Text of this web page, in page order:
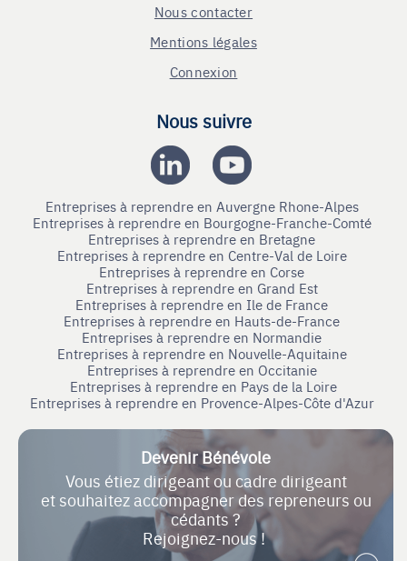
Nous contacter
Mentions légales
Connexion
Nous suivre
Entreprises à reprendre en Auvergne Rhone-Alpes
Entreprises à reprendre en Bourgogne-Franche-Comté
Entreprises à reprendre en Bretagne
Entreprises à reprendre en Centre-Val de Loire
Entreprises à reprendre en Corse
Entreprises à reprendre en Grand Est
Entreprises à reprendre en Ile de France
Entreprises à reprendre en Hauts-de-France
Entreprises à reprendre en Normandie
Entreprises à reprendre en Nouvelle-Aquitaine
Entreprises à reprendre en Occitanie
Entreprises à reprendre en Pays de la Loire
Entreprises à reprendre en Provence-Alpes-Côte d'Azur
Devenir Bénévole
Vous étiez dirigeant ou cadre dirigeant
et souhaitez accompagner des repreneurs ou
cédants ?
Rejoignez-nous !